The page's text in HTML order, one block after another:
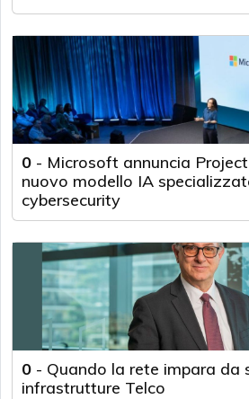
0 - Microsoft annuncia
nuovo modello IA
cybersecurity
0 - Quando la rete impara da
infrastrutture Telco